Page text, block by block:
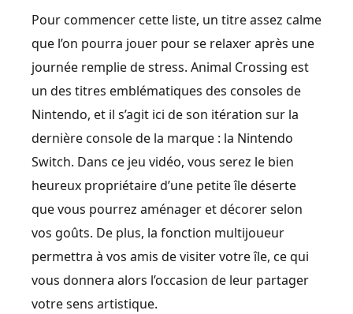
Pour commencer cette liste, un titre assez calme
que l’on pourra jouer pour se relaxer après une
journée remplie de stress. Animal Crossing est
un des titres emblématiques des consoles de
Nintendo, et il s’agit ici de son itération sur la
dernière console de la marque : la Nintendo
Switch. Dans ce jeu vidéo, vous serez le bien
heureux propriétaire d’une petite île déserte
que vous pourrez aménager et décorer selon
vos goûts. De plus, la fonction multijoueur
permettra à vos amis de visiter votre île, ce qui
vous donnera alors l’occasion de leur partager
votre sens artistique.